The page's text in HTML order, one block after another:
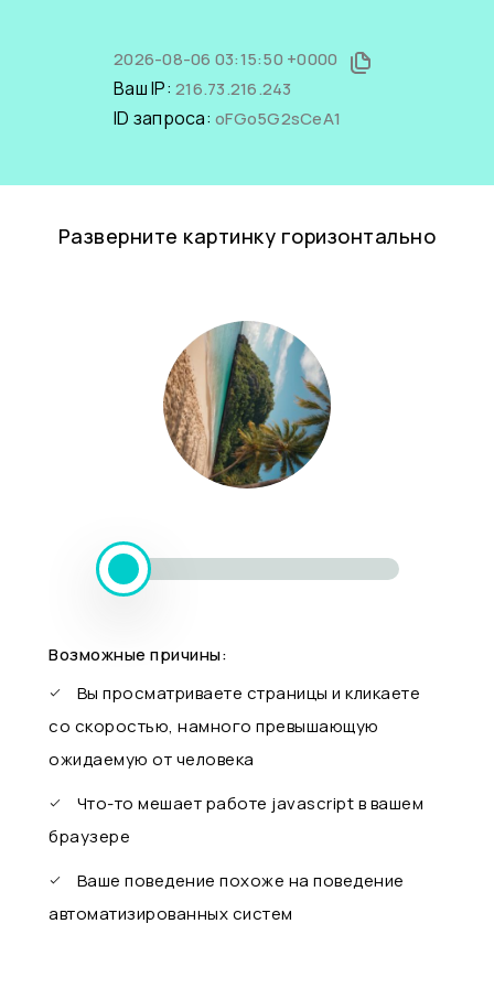
2026-08-06 03:15:50 +0000
Ваш IP: 216.73.216.243
ID запроса: oFGo5G2sCeA1
Разверните картинку горизонтально
Возможные причины:
Вы просматриваете страницы и кликаете
со скоростью, намного превышающую
ожидаемую от человека
Что-то мешает работе javascript в вашем
браузере
Ваше поведение похоже на поведение
автоматизированных систем